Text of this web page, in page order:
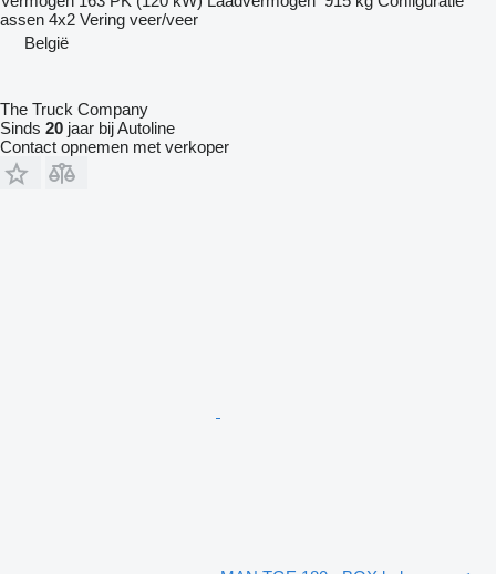
assen 4x2 Vering veer/veer
België
The Truck Company
Sinds 20 jaar bij Autoline
Contact opnemen met verkoper